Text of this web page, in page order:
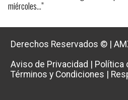
miércoles…”
Derechos Reservados ©
Aviso de Privacidad
Política
Términos y Condiciones